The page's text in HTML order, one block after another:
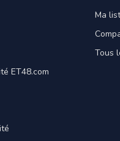
ET48.com
Ma
Tous